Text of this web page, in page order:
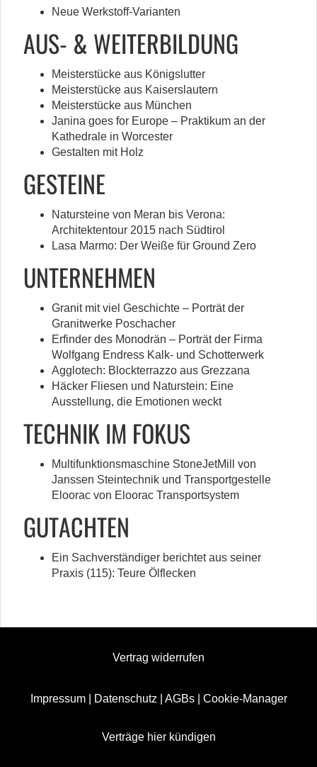
Neue Werkstoff-Varianten
AUS- & WEITERBILDUNG
Meisterstücke aus Königslutter
Meisterstücke aus Kaiserslautern
Meisterstücke aus München
Janina goes for Europe – Praktikum an der
Kathedrale in Worcester
Gestalten mit Holz
GESTEINE
Natursteine von Meran bis Verona:
Architektentour 2015 nach Südtirol
Lasa Marmo: Der Weiße für Ground Zero
UNTERNEHMEN
Granit mit viel Geschichte – Porträt der
Granitwerke Poschacher
Erfinder des Monodrän – Porträt der Firma
Wolfgang Endress Kalk- und Schotterwerk
Agglotech: Blockterrazzo aus Grezzana
Häcker Fliesen und Naturstein: Eine
Ausstellung, die Emotionen weckt
TECHNIK IM FOKUS
Multifunktionsmaschine StoneJetMill von
Janssen Steintechnik und Transportgestelle
Eloorac von Eloorac Transportsystem
GUTACHTEN
Ein Sachverständiger berichtet aus seiner
Praxis (115): Teure Ölflecken
Vertrag widerrufen
Impressum| Datenschutz AGBs| Cookie-Manager
Verträge hier kündigen